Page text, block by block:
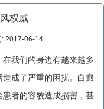
权威
2017-06-14
在我们的身边有越来越多
成了严重的困扰。白癜
者的容貌造成损害，甚